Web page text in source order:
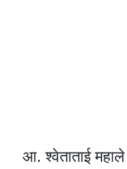
आ. श्वेताताई